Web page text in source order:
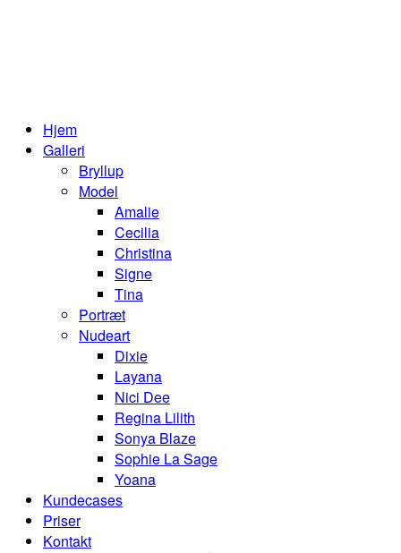
Hjem
Galleri
Bryllup
Model
Amalie
Cecilia
Christina
Signe
Tina
Portræt
Nudeart
Dixie
Layana
Nici Dee
Regina Lilith
Sonya Blaze
Sophie La Sage
Yoana
Kundecases
Priser
Kontakt